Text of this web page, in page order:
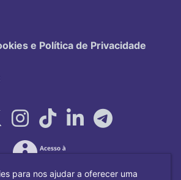
e Política de Privacidade
para nos ajudar a oferecer uma